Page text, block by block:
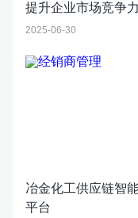
提升企业市场竞争力
2025-06-30
冶金化工供应链智
平台